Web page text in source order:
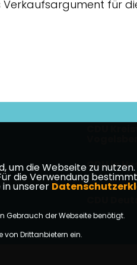
Verkaufsargument für
CDU in
um die Webseite zu
Verwendung
unserer
Gebrauch der Webseite benötigt.
von Drittanbietern ein.